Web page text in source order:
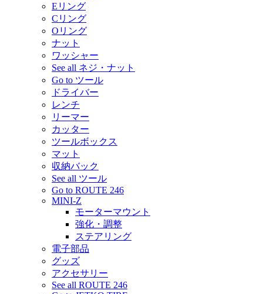
Eリング
Cリング
Oリング
ナット
ワッシャー
See all ネジ・ナット
Go to ツール
ドライバー
レンチ
リーマー
カッター
ツールボックス
マット
収納バック
See all ツール
Go to ROUTE 246
MINI-Z
モーターマウント
強化・調整
ステアリング
電子部品
グッズ
アクセサリー
See all ROUTE 246